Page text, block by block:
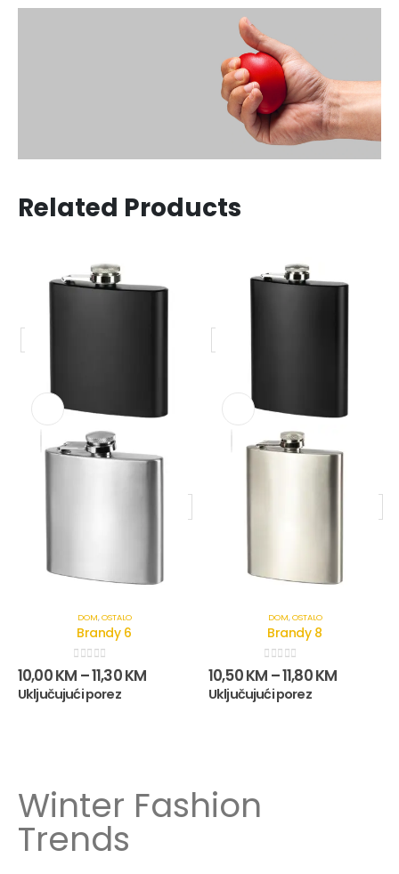
Related Products
DOM,OSTALO
Brandy 6
0 out of 5
10,00KM –11,30KM
Uključujući porez
DOM,OSTALO
Brandy 8
0 out of 5
10,50KM –11,80KM
Uključujući porez
Winter Fashion
Trends